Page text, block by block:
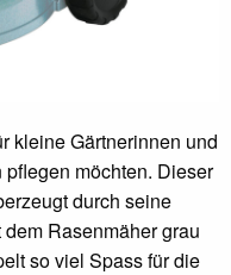
kleine Gärtnerinnen und
möchten. Dieser
durch seine
Rasenmäher grau
so viel Spass für die